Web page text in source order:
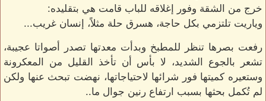
خرج من الشقة وفور إغلاقه للباب قامت هي بتقليده:
وياريت تلتزمي بكل حاجة، هسرق حلة مثلاً، إنسان غريب...
رفعت بصرها تنظر للمطبخ وبدأت معدتها تصدر أصواتا عجيبة،
تشعر بالجوع الشديد، لا بأس أن تأخذ القليل من المعكرونة
وستعيره كميتها فور شرائها لاحتياجاتها، نهضت تبحث عنها ولكن
لم تُكمل بحثها بسبب ارتفاع رنين جوال ما..